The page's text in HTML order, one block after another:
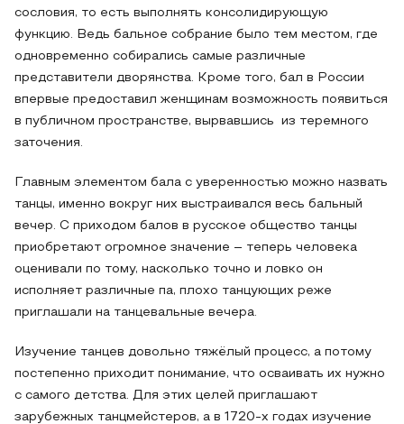
сословия, то есть выполнять консолидирующую
функцию. Ведь бальное собрание было тем местом, где
одновременно собирались самые различные
представители дворянства. Кроме того, бал в России
впервые предоставил женщинам возможность появиться
в публичном пространстве, вырвавшись из теремного
заточения.
Главным элементом бала с уверенностью можно назвать
танцы, именно вокруг них выстраивался весь бальный
вечер. С приходом балов в русское общество танцы
приобретают огромное значение – теперь человека
оценивали по тому, насколько точно и ловко он
исполняет различные па, плохо танцующих реже
приглашали на танцевальные вечера.
Изучение танцев довольно тяжёлый процесс, а потому
постепенно приходит понимание, что осваивать их нужно
с самого детства. Для этих целей приглашают
зарубежных танцмейстеров, а в 1720-х годах изучение